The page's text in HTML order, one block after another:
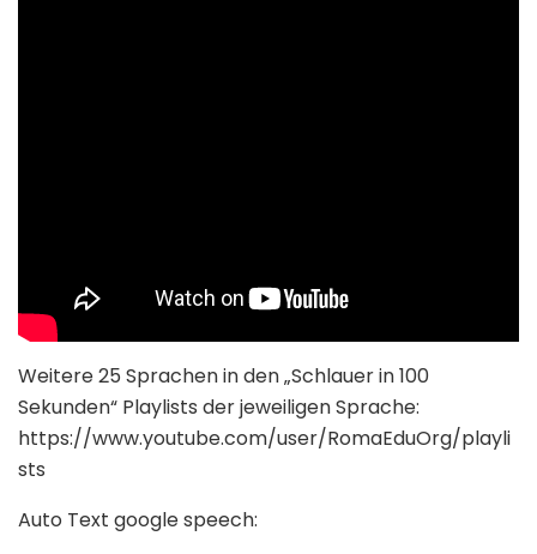
Weitere 25 Sprachen in den „Schlauer in 100
Sekunden“ Playlists der jeweiligen Sprache:
https://www.youtube.com/user/RomaEduOrg/playli
sts
Auto Text google speech: